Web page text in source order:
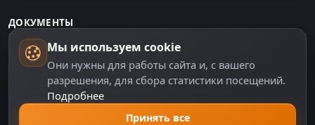
ДОКУМЕНТЫ
Пользовательское соглашение
Политика персональных данных
Правила оплаты
Мы используем cookie
Они нужны для работы сайта и, с вашего
разрешения, для сбора статистики посещений.
Подробнее
Принять все